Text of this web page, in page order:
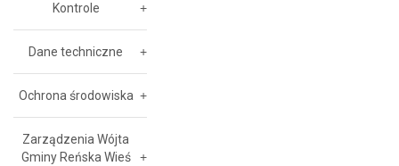
Kontrole
Dane techniczne
Ochrona środowiska
Zarządzenia Wójta
Gminy Reńska Wieś